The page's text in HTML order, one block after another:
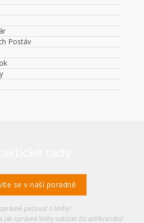
Postáv
se v naší poradně
pečovat o knihy?
jak správně knihy nabízet do antikvariátu?